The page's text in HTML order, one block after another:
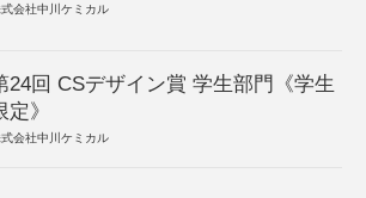
会社中川ケミカル
24回 CSデザイン賞 学生部門《学生
定》
会社中川ケミカル